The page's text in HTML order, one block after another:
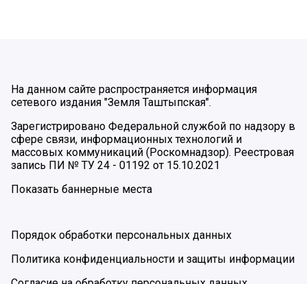
На данном сайте распространяется информация
сетевого издания "Земля Таштыпская".
Зарегистрировано Федеральной службой по надзору в
сфере связи, информационных технологий и
массовых коммуникаций (Роскомнадзор). Реестровая
запись ПИ № ТУ 24 - 01192 от 15.10.2021
Показать баннерные места
Порядок обработки персональных данных
Политика конфиденциальности и защиты информации